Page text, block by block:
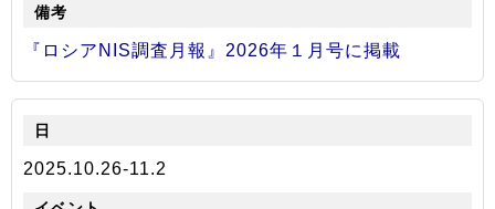
『ロシアNIS調査月報』2026年１月号に掲載
2025.10.26-11.2